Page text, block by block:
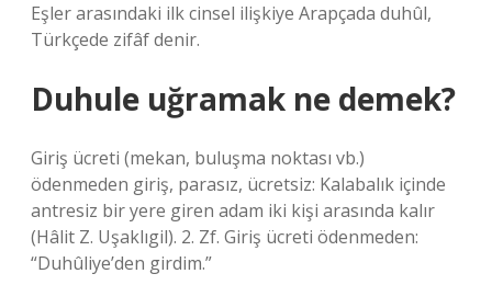
Eşler arasındaki ilk cinsel ilişkiye Arapçada duhûl,
Türkçede zifâf denir.
Duhule uğramak ne demek?
Giriş ücreti (mekan, buluşma noktası vb.)
ödenmeden giriş, parasız, ücretsiz: Kalabalık içinde
antresiz bir yere giren adam iki kişi arasında kalır
(Hâlit Z. Uşaklıgil). 2. Zf. Giriş ücreti ödenmeden:
“Duhûliye’den girdim.”